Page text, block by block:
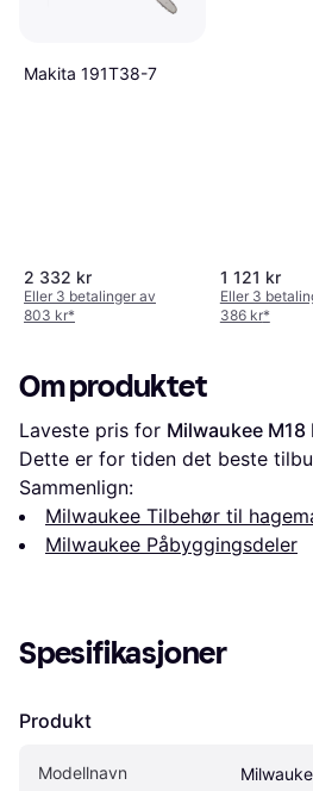
Makita 191T38-7
2 332 kr
Eller 3 betalinger av
803 kr*
1 121 kr
Eller 3
386 kr*
Om produktet
Laveste pris for Milwaukee M18
Dette er for tiden det beste
Sammenlign:
Milwaukee Tilbehør til
Milwaukee Påbyggingsdeler
Spesifikasjoner
Produkt
Modellnavn